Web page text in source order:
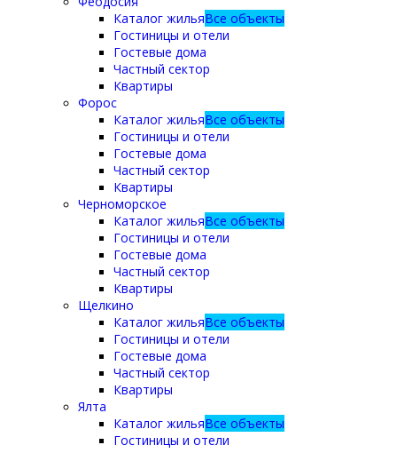
Каталог жильяВсе объекты
Гостиницы и отели
Гостевые дома
Частный сектор
Квартиры
Форос
Каталог жильяВсе объекты
Гостиницы и отели
Гостевые дома
Частный сектор
Квартиры
Черноморское
Каталог жильяВсе объекты
Гостиницы и отели
Гостевые дома
Частный сектор
Квартиры
Щелкино
Каталог жильяВсе объекты
Гостиницы и отели
Гостевые дома
Частный сектор
Квартиры
Ялта
Каталог жильяВсе объекты
Гостиницы и отели